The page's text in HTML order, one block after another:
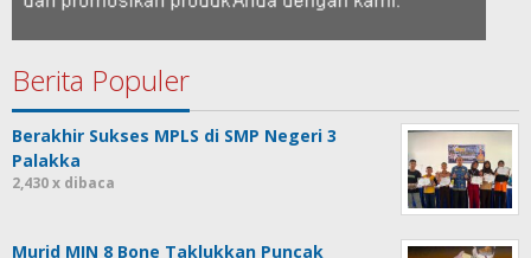
Berita Populer
Berakhir Sukses MPLS di SMP Negeri 3
Palakka
2,430 x dibaca
Murid MIN 8 Bone Taklukkan Puncak